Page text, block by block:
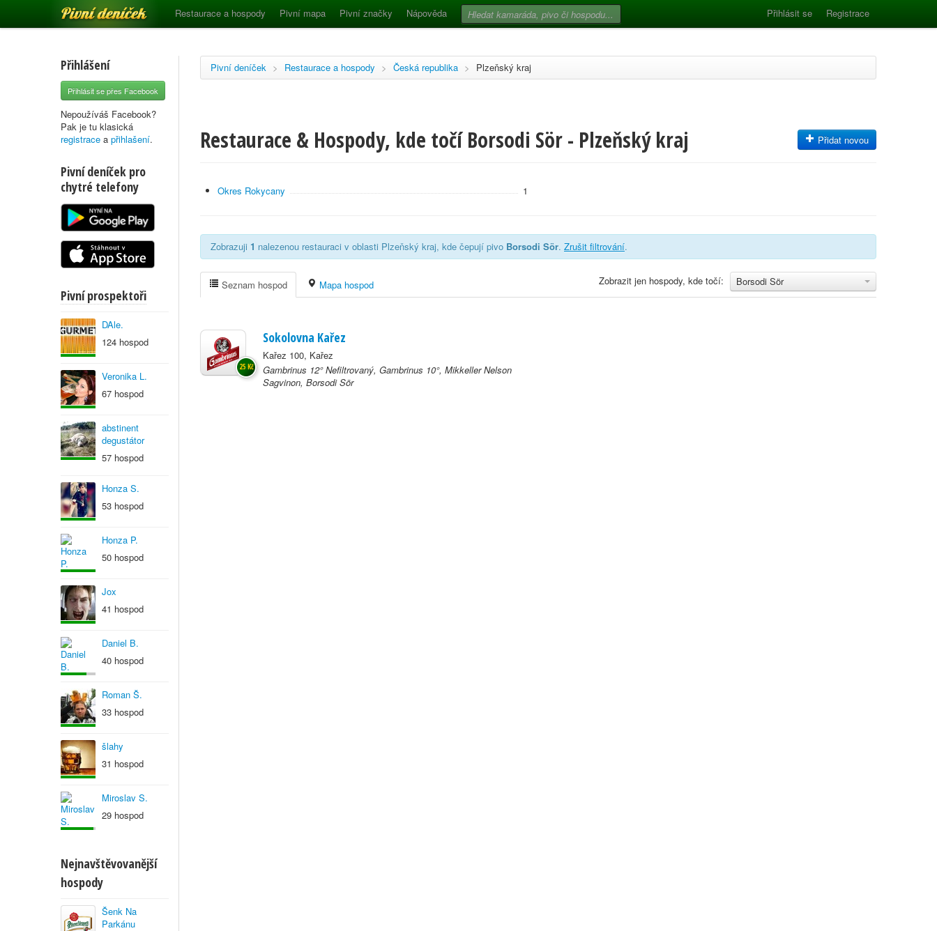
Pivní deníček Restaurace a hospody Pivní mapa Pivní značky Nápověda Přihlásit se Registrace
Přihlášení
Přihlásit se přes Facebook
Nepoužíváš Facebook?
Pak je tu klasická
registrace a přihlašení.
Pivní deníček pro
chytré telefony
Pivní prospektoři
DAle.
124 hospod
Veronika L.
67 hospod
abstinent
degustátor
57 hospod
Honza S.
53 hospod
Honza P.
50 hospod
Jox
41 hospod
Daniel B.
40 hospod
Roman Š.
33 hospod
šlahy
31 hospod
Miroslav S.
29 hospod
Nejnavštěvovanější
hospody
Šenk Na
Parkánu
Pivní deníček > Restaurace a hospody > Česká republika > Plzeňský kraj
Restaurace & Hospody, kde točí Borsodi Sör - Plzeňský kraj Přidat novou
Okres Rokycany 1
Zobrazuji 1 nalezenou restauraci v oblasti Plzeňský kraj, kde čepují pivo Borsodi Sör. Zrušit filtrování.
Borsodi Sör
Zobrazit jen hospody, kde točí:
Seznam hospod Mapa hospod
Sokolovna Kařez
Kařez 100, Kařez
Gambrinus 12° Nefiltrovaný, Gambrinus 10°, Mikkeller Nelson
Sagvinon, Borsodi Sör
25 Kč